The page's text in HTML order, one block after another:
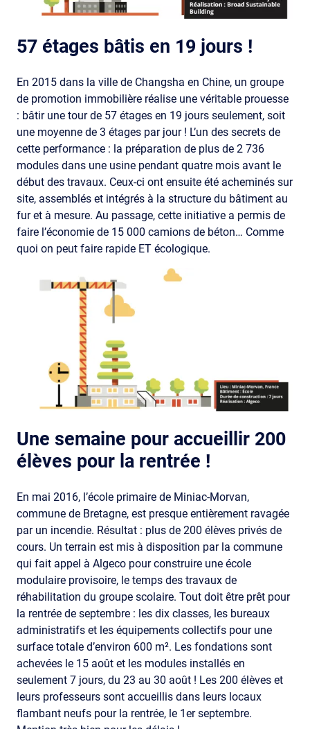
57 étages bâtis en 19 jours !
En 2015 dans la ville de Changsha en Chine, un groupe
de promotion immobilière réalise une véritable prouesse
: bâtir une tour de 57 étages en 19 jours seulement, soit
une moyenne de 3 étages par jour ! L’un des secrets de
cette performance : la préparation de plus de 2 736
modules dans une usine pendant quatre mois avant le
début des travaux. Ceux-ci ont ensuite été acheminés sur
site, assemblés et intégrés à la structure du bâtiment au
fur et à mesure. Au passage, cette initiative a permis de
faire l’économie de 15 000 camions de béton… Comme
quoi on peut faire rapide ET écologique.
Une semaine pour accueillir 200
élèves pour la rentrée !
En mai 2016, l’école primaire de Miniac-Morvan,
commune de Bretagne, est presque entièrement ravagée
par un incendie. Résultat : plus de 200 élèves privés de
cours. Un terrain est mis à disposition par la commune
qui fait appel à Algeco pour construire une école
modulaire provisoire, le temps des travaux de
réhabilitation du groupe scolaire. Tout doit être prêt pour
la rentrée de septembre : les dix classes, les bureaux
administratifs et les équipements collectifs pour une
surface totale d’environ 600 m². Les fondations sont
achevées le 15 août et les modules installés en
seulement 7 jours, du 23 au 30 août ! Les 200 élèves et
leurs professeurs sont accueillis dans leurs locaux
flambant neufs pour la rentrée, le 1er septembre.